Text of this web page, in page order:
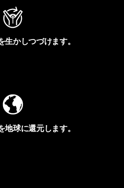
生かしつづけます。
地球に還元します。